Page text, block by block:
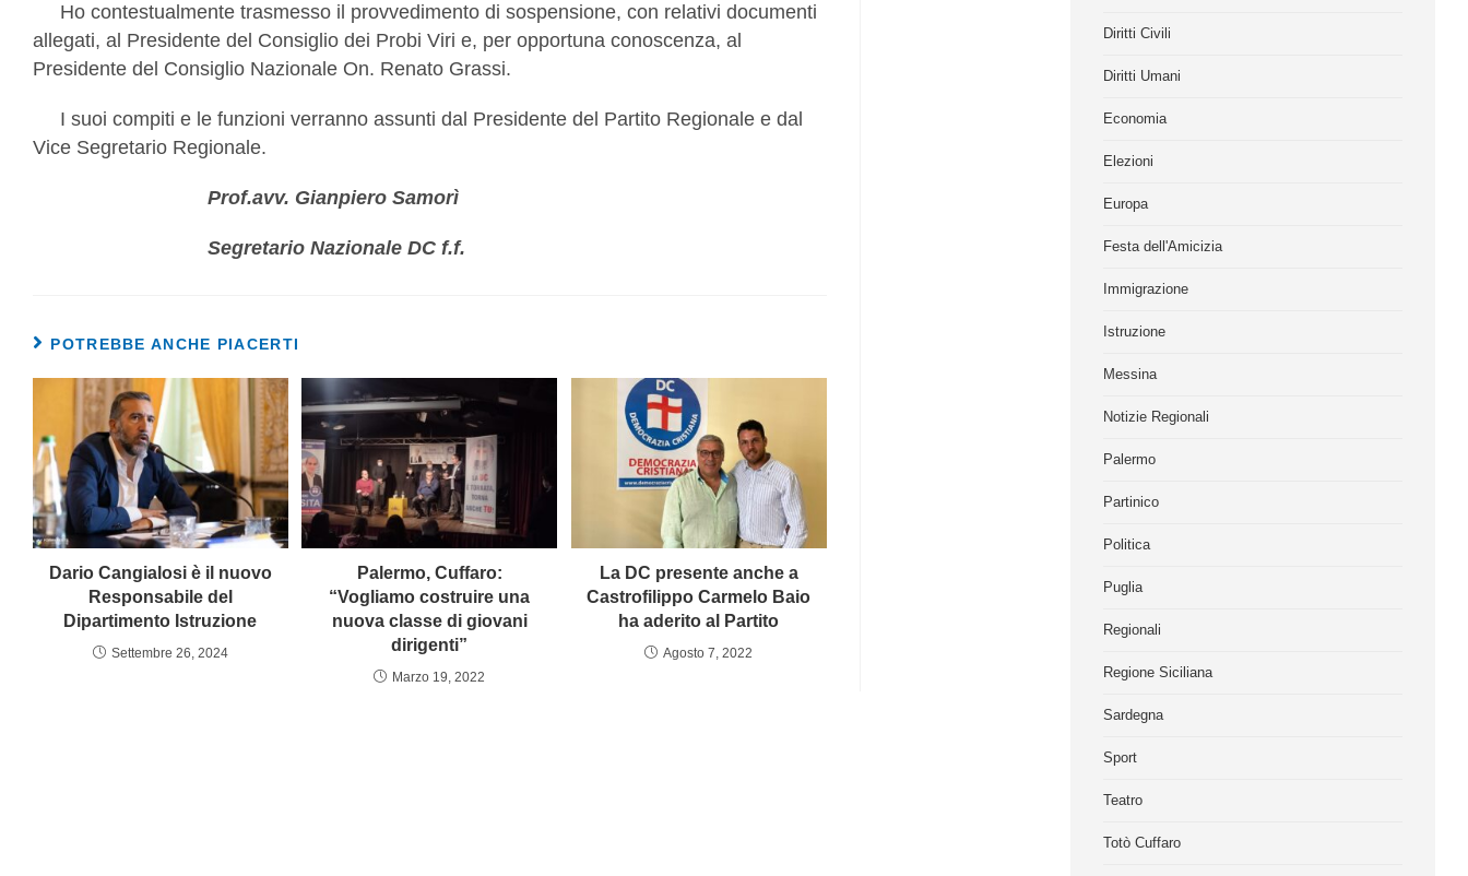
Ho contestualmente trasmesso il provvedimento di sospensione, con relativi documenti
allegati, al Presidente del Consiglio dei Probi Viri e, per opportuna conoscenza, al
Presidente del Consiglio Nazionale On. Renato Grassi.
I suoi compiti e le funzioni verranno assunti dal Presidente del Partito Regionale e dal
Vice Segretario Regionale.
Prof.avv. Gianpiero Samorì
Segretario Nazionale DC f.f.
POTREBBE ANCHE PIACERTI
Dario Cangialosi è il nuovo
Responsabile del
Dipartimento Istruzione
Settembre 26, 2024
Palermo, Cuffaro:
“Vogliamo costruire una
nuova classe di giovani
dirigenti”
Marzo 19, 2022
La DC presente anche a
Castrofilippo Carmelo Baio
ha aderito al Partito
Agosto 7, 2022
Diritti Civili
Diritti Umani
Economia
Elezioni
Europa
Festa dell'Amicizia
Immigrazione
Istruzione
Messina
Notizie Regionali
Palermo
Partinico
Politica
Puglia
Regionali
Regione Siciliana
Sardegna
Sport
Teatro
Totò Cuffaro